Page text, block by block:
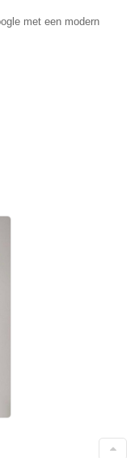
met een modern